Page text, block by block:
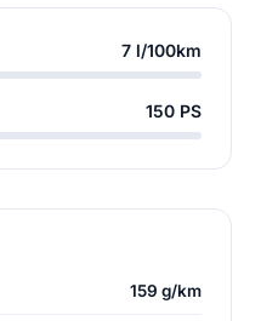
7 l/100km
150 PS
159 g/km